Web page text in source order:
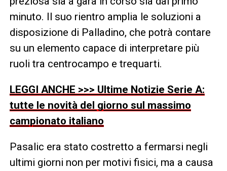
minuto. Il suo rientro amplia le soluzioni a
disposizione di Palladino, che potrà contare
su un elemento capace di interpretare più
ruoli tra centrocampo e trequarti.
LEGGI ANCHE >>> Ultime Notizie Serie A:
tutte le novità del giorno sul massimo
campionato italiano
Pasalic era stato costretto a fermarsi negli
ultimi giorni non per motivi fisici, ma a causa